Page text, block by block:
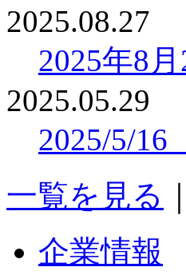
2025.08.27
2025年8
2025.05.29
2025/5/
一覧を見る
企業情報